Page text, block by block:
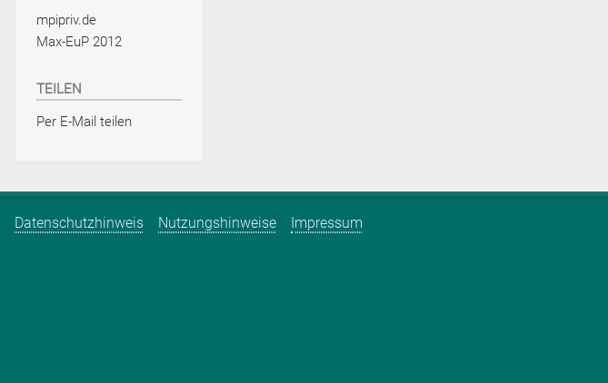
mpipriv.de
Max-EuP 2012
TEILEN
Per E-Mail teilen
Datenschutzhinweis Nutzungshinweise Impressum